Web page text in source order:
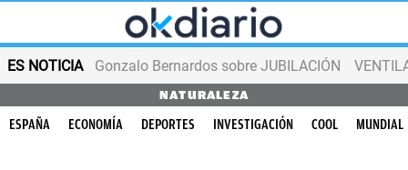
ES NOTICIA Gonzalo Bernardos sobre JUBILACIÓN
NATURALEZA
ESPAÑA ECONOMÍA DEPORTES INVESTIGACIÓN COOL MUNDIAL